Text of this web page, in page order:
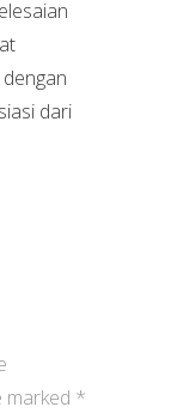
dari
marked *